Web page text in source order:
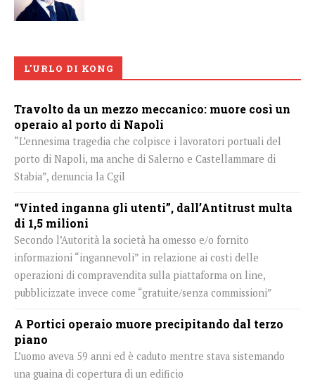
L'URLO DI KONG
Travolto da un mezzo meccanico: muore così un
operaio al porto di Napoli
“L’ennesima tragedia che colpisce i lavoratori portuali del
porto di Napoli, ma anche di Salerno e Castellammare di
Stabia”, denuncia la Cgil
“Vinted inganna gli utenti”, dall’Antitrust multa
di 1,5 milioni
Secondo l’Autorità la società ha omesso e/o fornito
informazioni “ingannevoli” in relazione ai costi delle
operazioni di compravendita sulla piattaforma on line,
pubblicizzate invece come “gratuite/senza commissioni”
A Portici operaio muore precipitando dal terzo
piano
L’uomo aveva 59 anni ed è caduto mentre stava sistemando
una guaina di copertura di un edificio